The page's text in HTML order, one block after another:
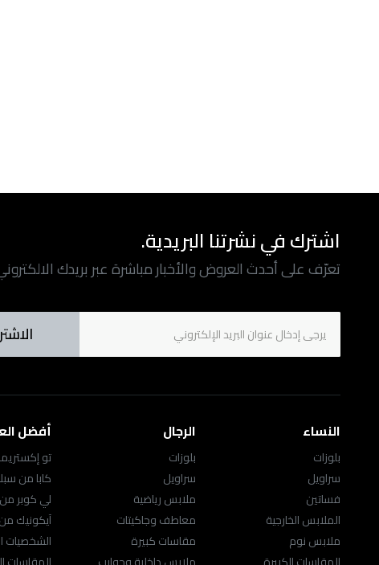
اشترك في نشرتنا البريدية.
تعرّف على أحدث العروض والأخبار مباشرة عبر بريدك
النساء
بلوزات
سراويل
فساتين
الملابس الخارجية
ملابس نوم
الرجال
بلوزات
سراويل
ملابس رياضية
معاطف وجاكيتات
مقاسات كبيرة
أفضل
تو
كابا من
لي كوبر
آيكونيك
الشخصيات